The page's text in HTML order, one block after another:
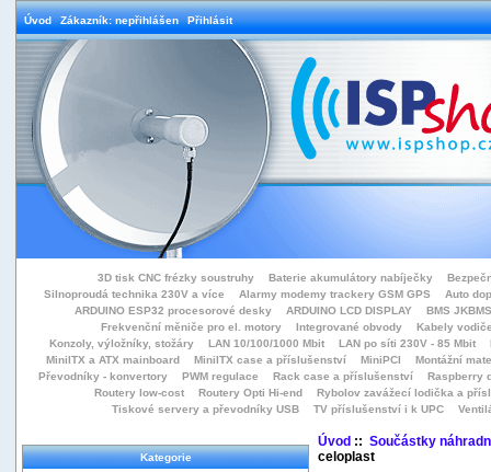
Úvod Zákazník: nepřihlášen Přihlásit
3D tisk CNC frézky soustruhy Baterie akumulátory nabíječky
Silnoproudá technika 230V a více
Alarmy modemy trackery GSM GPS
Auto
ARDUINO ESP32 procesorové desky
ARDUINO LCD DISPLAY
BMS
Frekvenční měniče pro el. motory
Integrované obvody
Kabely
Konzoly, výložníky, stožáry
LAN 10/100/1000 Mbit LAN po síti 230V - 85 Mbit
MiniITX a ATX mainboard
MiniITX case a příslušenství MiniPCI
Montážní
Převodníky - konvertory
PWM regulace Rack case a příslušenství
Raspberry
Routery low-cost
Routery Opti Hi-end
Rybolov zavážecí lodička a přísl
Tiskové servery a převodníky USB
TV příslušenství i k UPC
Kategorie
Úvod:: Součástky
celoplast